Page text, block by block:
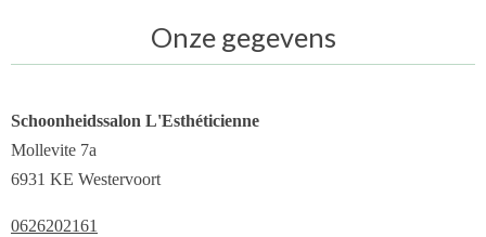
Onze gegevens
Schoonheidssalon L'Esthéticienne
Mollevite 7a
6931 KE Westervoort
0626202161